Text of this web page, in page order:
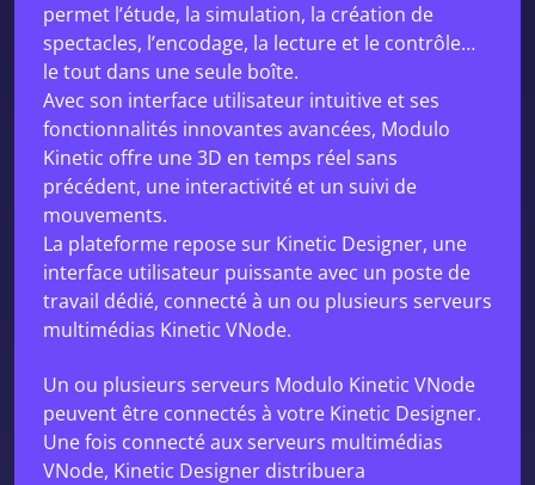
permet l’étude, la simulation, la création de
spectacles, l’encodage, la lecture et le contrôle…
le tout dans une seule boîte.
Avec son interface utilisateur intuitive et ses
fonctionnalités innovantes avancées, Modulo
Kinetic offre une 3D en temps réel sans
précédent, une interactivité et un suivi de
mouvements.
La plateforme repose sur Kinetic Designer, une
interface utilisateur puissante avec un poste de
travail dédié, connecté à un ou plusieurs serveurs
multimédias Kinetic VNode.
Un ou plusieurs serveurs Modulo Kinetic VNode
peuvent être connectés à votre Kinetic Designer.
Une fois connecté aux serveurs multimédias
VNode, Kinetic Designer distribuera